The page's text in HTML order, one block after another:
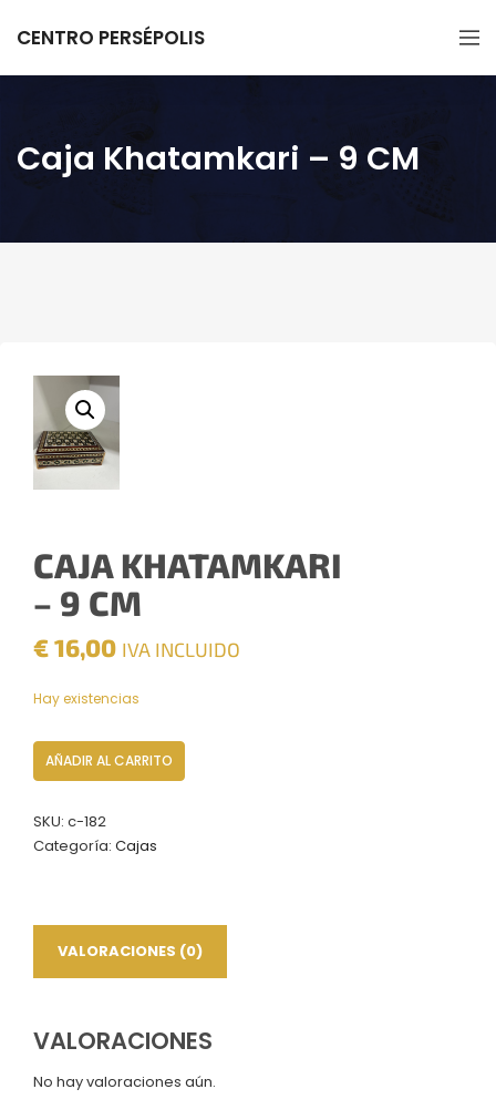
CENTRO PERSÉPOLIS
Caja Khatamkari – 9 CM
CAJA KHATAMKARI
– 9 CM
€16,00 IVA INCLUIDO
Hay existencias
Caja
Khatamkari
9
CM
AÑADIR AL CARRITO
SKU: c-182
Categoría: Cajas
VALORACIONES (0)
VALORACIONES
No hay valoraciones aún.